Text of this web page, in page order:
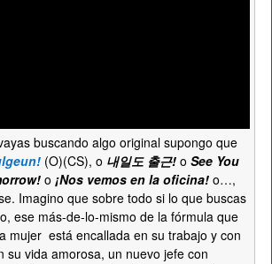
buscando algo original supongo que
(O)(CS), o 내일도 출근! o See You
o ¡Nos vemos en la oficina! o…,
Imagino que sobre todo si lo que buscas
ese más-de-lo-mismo de la fórmula que
mujer está encallada en su trabajo y con
su vida amorosa, un nuevo jefe con